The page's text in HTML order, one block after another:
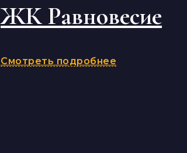
ЖК Равновесие
Смотреть подробнее